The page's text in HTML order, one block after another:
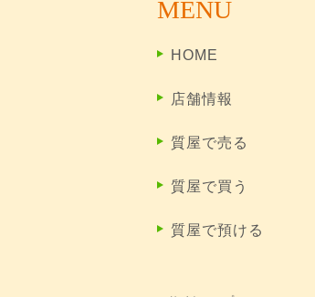
MENU
HOME
店舗情報
質屋で売る
質屋で買う
質屋で預ける